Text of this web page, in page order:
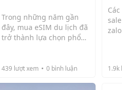
Trong những năm gần
đây, mua eSIM du lịch đã
trở thành lựa chọn phổ
Internet nhanh chóng
439 lượt xem 0 bình luận
Vui
1.9k